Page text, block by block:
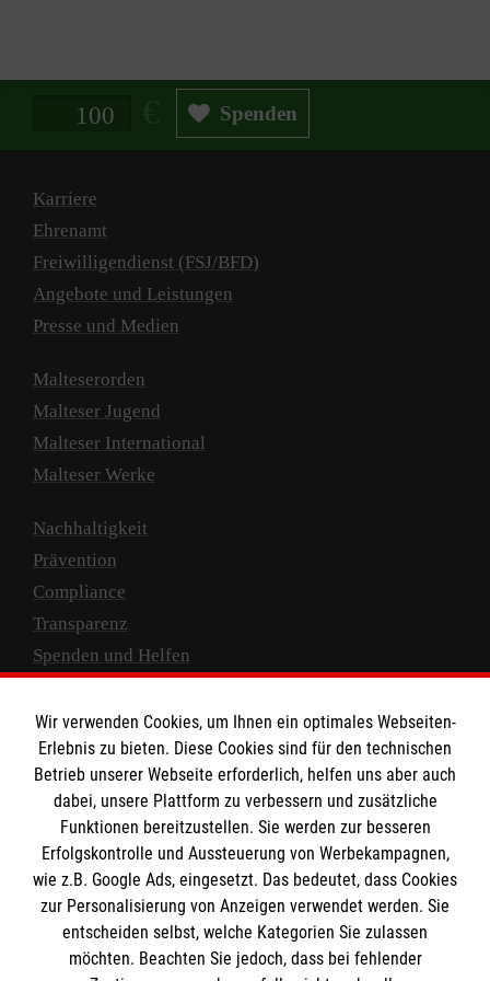
Spendenbetrag in Euro Spenden
Karriere
Ehrenamt
Freiwilligendienst (FSJ/BFD)
Angebote und Leistungen
Presse und Medien
Malteserorden
Malteser Jugend
Malteser International
Malteser Werke
Nachhaltigkeit
Prävention
Compliance
Transparenz
Spenden und Helfen
Empfänger: Malteser Hilfsdienst e.V.
IBAN: DE10 3706 0120 1201 2000 12
BIC: GENODED 1PA7
Wir verwenden Cookies, um Ihnen ein optimales Webseiten-
Erlebnis zu bieten. Diese Cookies sind für den technischen
Betrieb unserer Webseite erforderlich, helfen uns aber auch
dabei, unsere Plattform zu verbessern und zusätzliche
Funktionen bereitzustellen. Sie werden zur besseren
Erfolgskontrolle und Aussteuerung von Werbekampagnen,
wie z.B. Google Ads, eingesetzt. Das bedeutet, dass Cookies
zur Personalisierung von Anzeigen verwendet werden. Sie
entscheiden selbst, welche Kategorien Sie zulassen
möchten. Beachten Sie jedoch, dass bei fehlender